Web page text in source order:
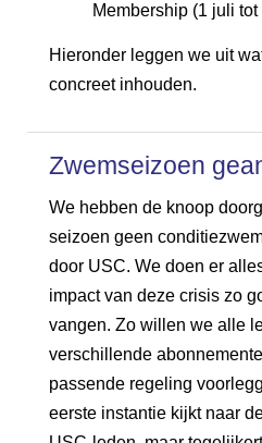
Membership (1 juli
Hieronder leggen we uit
concreet inhouden.
Zwemseizoen
We hebben de knoop
seizoen geen
door USC. We doen er
impact van deze crisis zo
vangen. Zo willen we alle
verschillende
passende regeling
eerste instantie kijkt naar